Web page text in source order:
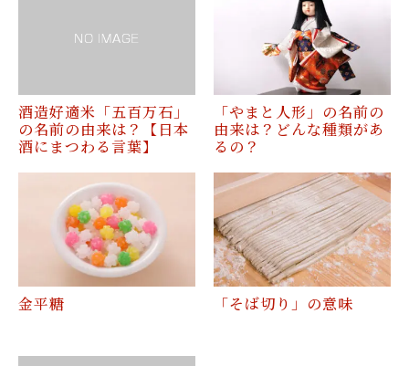
酒造好適米「五百万石」
の名前の由来は？【日本
酒にまつわる言葉】
「やまと人形」の名前の
由来は？どんな種類があ
るの？
金平糖 「そば切り」の意味